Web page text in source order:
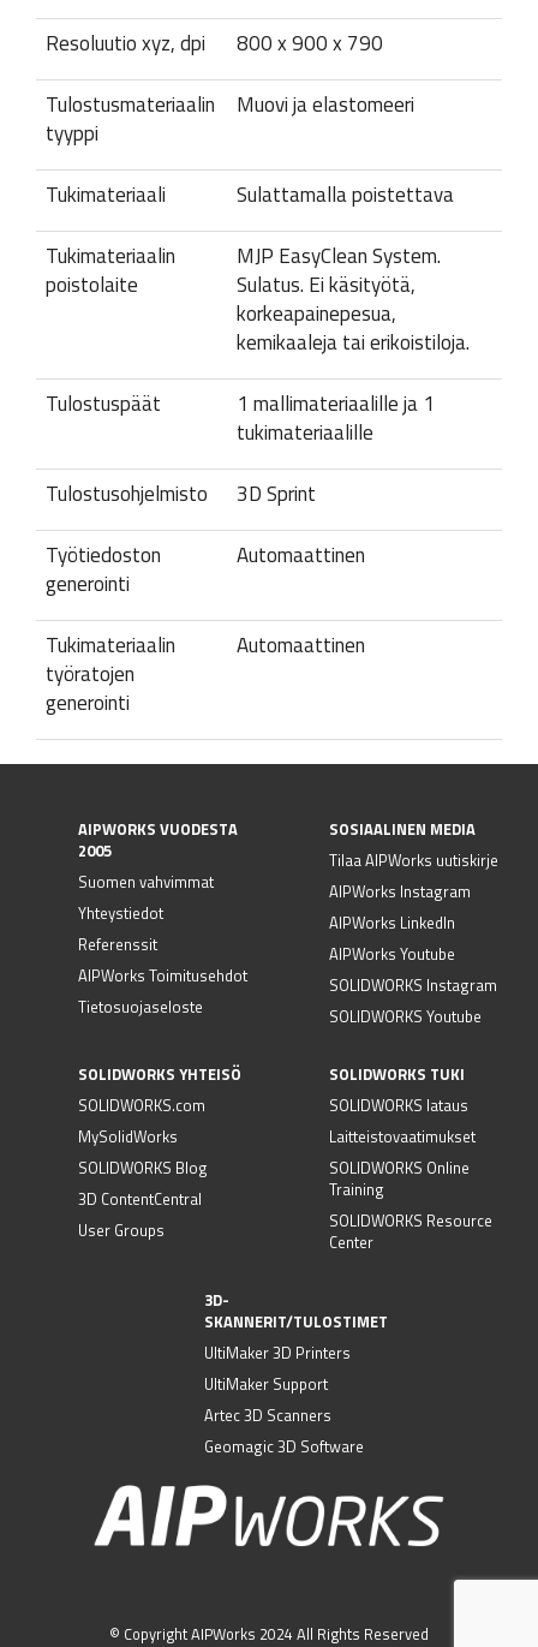
Resoluutio xyz, dpi
800 x 900 x 790
Tulostusmateriaalin
tyyppi
Muovi ja elastomeeri
Tukimateriaali
Sulattamalla poistettava
Tukimateriaalin
poistolaite
MJP EasyClean System.
Sulatus. Ei käsityötä,
korkeapainepesua,
kemikaaleja tai erikoistiloja.
Tulostuspäät
1 mallimateriaalille ja 1
tukimateriaalille
Tulostusohjelmisto
3D Sprint
Työtiedoston
generointi
Automaattinen
Tukimateriaalin
työratojen
generointi
Automaattinen
AIPWORKS VUODESTA
2005
Suomen vahvimmat
Yhteystiedot
Referenssit
AIPWorks Toimitusehdot
Tietosuojaseloste
SOSIAALINEN MEDIA
Tilaa AIPWorks uutiskirje
AIPWorks Instagram
AIPWorks LinkedIn
AIPWorks Youtube
SOLIDWORKS Instagram
SOLIDWORKS Youtube
SOLIDWORKS YHTEISÖ
SOLIDWORKS.com
MySolidWorks
SOLIDWORKS Blog
3D ContentCentral
User Groups
SOLIDWORKS TUKI
SOLIDWORKS lataus
Laitteistovaatimukset
SOLIDWORKS Online
Training
SOLIDWORKS Resource
Center
3D-
SKANNERIT/TULOSTIMET
UltiMaker 3D Printers
UltiMaker Support
Artec 3D Scanners
Geomagic 3D Software
© Copyright AIPWorks 2024 All Rights Reserved